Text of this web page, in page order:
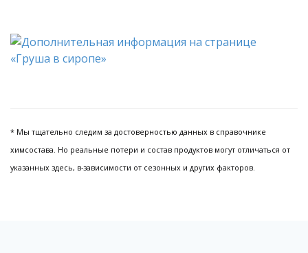
* Мы тщательно следим за достоверностью данных в справочнике
химсостава. Но реальные потери и состав продуктов могут отличаться от
указанных здесь, в-зависимости от сезонных и других факторов.